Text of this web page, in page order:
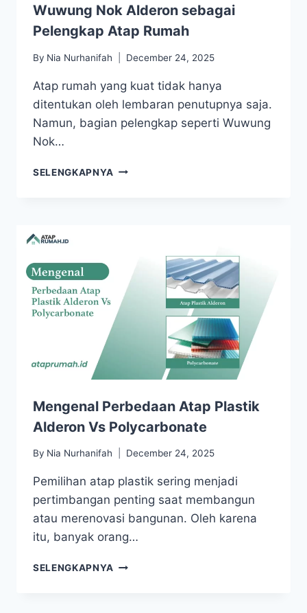
Wuwung Nok Alderon sebagai
Pelengkap Atap Rumah
By Nia Nurhanifah December 24, 2025
Atap rumah yang kuat tidak hanya
ditentukan oleh lembaran penutupnya saja.
Namun, bagian pelengkap seperti Wuwung
Nok…
SELENGKAPNYA
Mengenal Perbedaan Atap Plastik
Alderon Vs Polycarbonate
By Nia Nurhanifah December 24, 2025
Pemilihan atap plastik sering menjadi
pertimbangan penting saat membangun
atau merenovasi bangunan. Oleh karena
itu, banyak orang…
SELENGKAPNYA